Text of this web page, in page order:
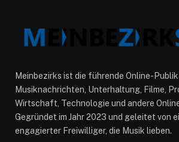
Meinbezirks ist die führende Online-
Musiknachrichten, Unterhaltung, Filme,
Wirtschaft, Technologie und andere
Gegründet im Jahr 2023 und geleitet von
engagierter Freiwilliger, die Musik lieben.